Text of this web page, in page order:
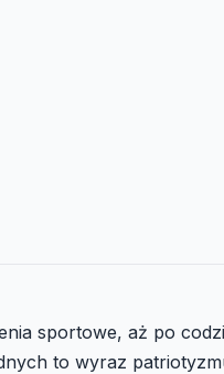
sportowe, aż po
to wyraz